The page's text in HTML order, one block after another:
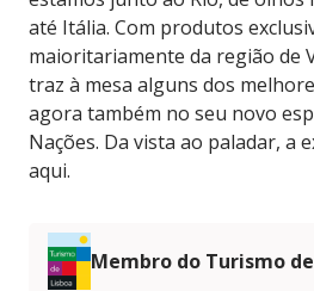
até Itália. Com produtos
maioritariamente da região de
traz à mesa alguns dos
agora também no seu novo
Nações. Da vista ao paladar, a
aqui.
Membro do Turismo